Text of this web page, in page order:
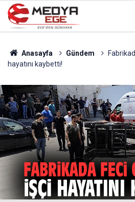
Anasayfa Gündem
hayatını kaybetti!